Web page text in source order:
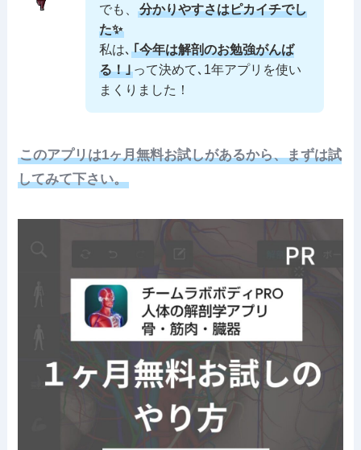
でも、
分かりやすさはピカイチでし
た✨
私は､ ｢今年は解剖のお勉強がんば
る！｣って決めて､1年アプリを使い
まくりました！
このアプリは1ヶ月無料お試しがあるから、まずは試
してみて下さい。